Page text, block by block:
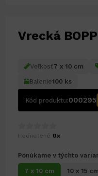
Vrecká
Veľkosť7 x 10 cm
Balenie100 ks
Kód produktu:000295
Hodnotené 0x
Ponúkame v týchto
7 x 10 cm 10 x 15 cm